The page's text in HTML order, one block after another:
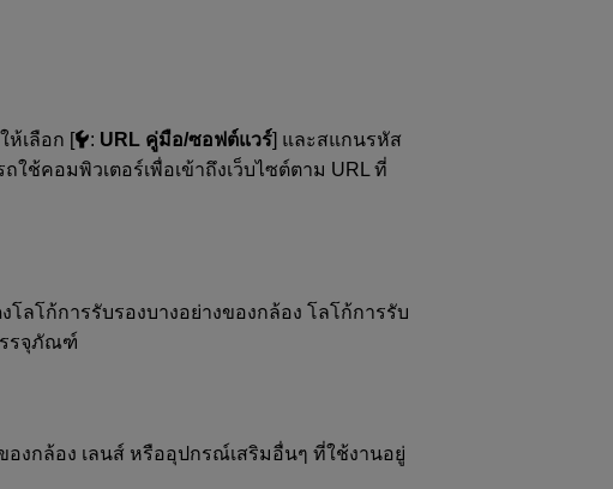
ห้เลือก [ : URL คู่มือ/ซอฟต์แวร์] และสแกนรหัส
ช้คอมพิวเตอร์เพื่อเข้าถึงเว็บไซต์ตาม URL ที่
โลโก้การรับรองบางอย่างของกล้อง โลโก้การรับ
รรจุภัณฑ์
องกล้อง เลนส์ หรืออุปกรณ์เสริมอื่นๆ ที่ใช้งานอยู่